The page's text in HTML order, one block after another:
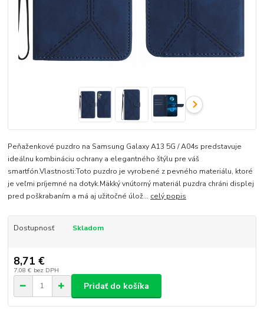
Peňaženkové puzdro na Samsung Galaxy A13 5G / A04s predstavuje
ideálnu kombináciu ochrany a elegantného štýlu pre váš
smartfón.Vlastnosti:Toto puzdro je vyrobené z pevného materiálu, ktoré
je veľmi príjemné na dotyk.Mäkký vnútorný materiál puzdra chráni displej
pred poškrabaním a má aj užitočné úlož... celý popis
Dostupnosť Skladom
8,71 €
7,08 € bez DPH
Pridať do košíka